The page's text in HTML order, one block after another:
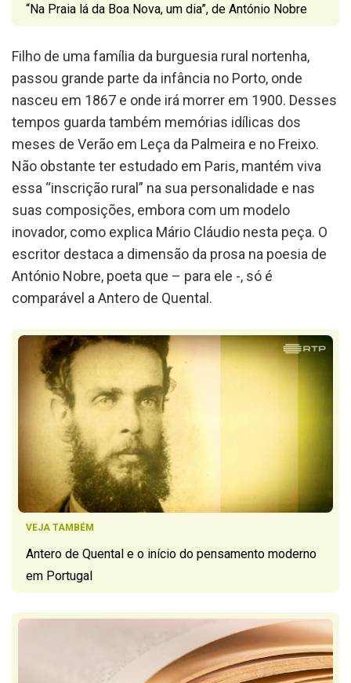
“Na Praia lá da Boa Nova, um dia”, de António Nobre
Filho de uma família da burguesia rural nortenha,
passou grande parte da infância no Porto, onde
nasceu em 1867 e onde irá morrer em 1900. Desses
tempos guarda também memórias idílicas dos
meses de Verão em Leça da Palmeira e no Freixo.
Não obstante ter estudado em Paris, mantém viva
essa “inscrição rural” na sua personalidade e nas
suas composições, embora com um modelo
inovador, como explica Mário Cláudio nesta peça. O
escritor destaca a dimensão da prosa na poesia de
António Nobre, poeta que – para ele -, só é
comparável a Antero de Quental.
VEJA TAMBÉM
Antero de Quental e o início do pensamento moderno
em Portugal